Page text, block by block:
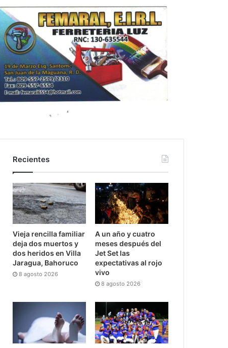
Recientes
Vieja rencilla familiar
deja dos muertos y
dos heridos en Villa
Jaragua, Bahoruco
8 agosto 2026
A un año y cuatro
meses después del
Jet Set las
expectativas al rojo
vivo
8 agosto 2026